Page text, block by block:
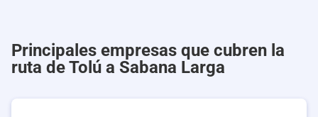
Principales empresas que cubren la
ruta de Tolú a Sabana Larga